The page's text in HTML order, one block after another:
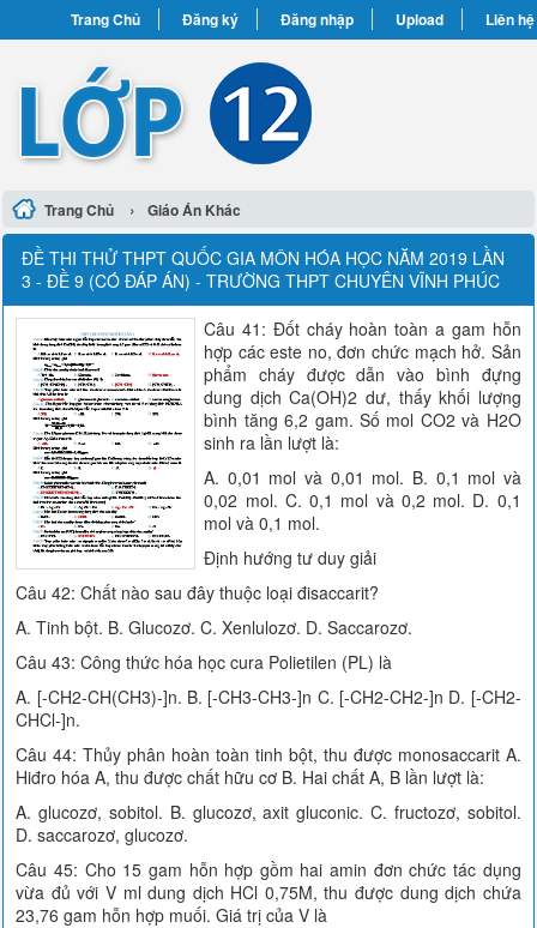
Trang Chủ Đăng ký Đăng nhập Upload Liên hệ
Trang Chủ › Giáo Án Khác
ĐỀ THI THỬ THPT QUỐC GIA MÔN HÓA HỌC NĂM 2019 LẦN
3 - ĐỀ 9 (CÓ ĐÁP ÁN) - TRƯỜNG THPT CHUYÊN VĨNH PHÚC
Câu 41: Đốt cháy hoàn toàn a gam hỗn
hợp các este no, đơn chức mạch hở. Sản
phẩm cháy được dẫn vào bình đựng
dung dịch Ca(OH)2 dư, thấy khối lượng
bình tăng 6,2 gam. Số mol CO2 và H2O
sinh ra lần lượt là:
A. 0,01 mol và 0,01 mol. B. 0,1 mol và
0,02 mol. C. 0,1 mol và 0,2 mol. D. 0,1
mol và 0,1 mol.
Định hướng tư duy giải
Câu 42: Chất nào sau đây thuộc loại đisaccarit?
A. Tinh bột. B. Glucozơ. C. Xenlulozơ. D. Saccarozơ.
Câu 43: Công thức hóa học cura Polietilen (PL) là
A. [-CH2-CH(CH3)-]n. B. [-CH3-CH3-]n C. [-CH2-CH2-]n D. [-CH2-
CHCl-]n.
Câu 44: Thủy phân hoàn toàn tinh bột, thu được monosaccarit A.
Hiđro hóa A, thu được chất hữu cơ B. Hai chất A, B lần lượt là:
A. glucozơ, sobitol. B. glucozơ, axit gluconic. C. fructozơ, sobitol.
D. saccarozơ, glucozơ.
Câu 45: Cho 15 gam hỗn hợp gồm hai amin đơn chức tác dụng
vừa đủ với V ml dung dịch HCl 0,75M, thu được dung dịch chứa
23,76 gam hỗn hợp muối. Giá trị của V là